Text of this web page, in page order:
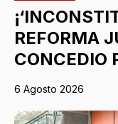
REFORMA
CONCEDIO
6 Agosto 2026